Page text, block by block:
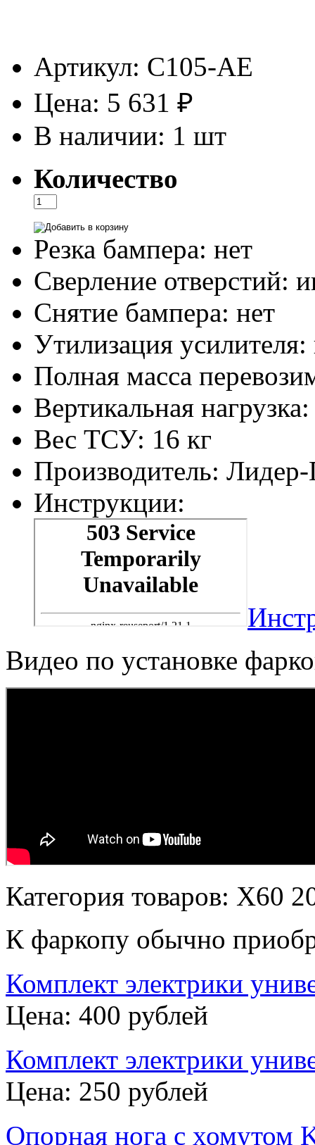
Артикул: C105-AE
Цена: 5 631 ₽
В наличии: 1 шт
Количество
Резка бампера: нет
Сверление отверстий:
Снятие бампера: нет
Утилизация усилителя:
Полная масса
Вертикальная нагрузка:
Вес ТСУ: 16 кг
Производитель:
Инструкции:
Видео по установке
Категория товаров: X60
К фаркопу обычно
Комплект электрики
Цена: 400 рублей
Комплект электрики
Цена: 250 рублей
Опорная нога с хомутом